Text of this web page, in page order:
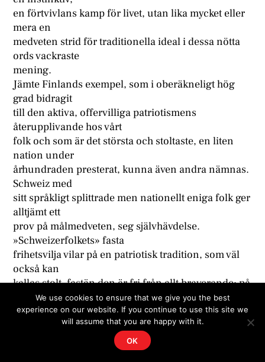
en förtvivlans kamp för livet, utan lika mycket eller
mera en
medveten strid för traditionella ideal i dessa nötta
ords vackraste
mening.
Jämte Finlands exempel, som i oberäkneligt hög
grad bidragit
till den aktiva, offervilliga patriotismens
återupplivande hos vårt
folk och som är det största och stoltaste, en liten
nation under
århundraden presterat, kunna även andra nämnas.
Schweiz med
sitt språkligt splittrade men nationellt eniga folk ger
alltjämt ett
prov på målmedveten, seg självhävdelse.
»Schweizerfolkets» fasta
frihetsvilja vilar på en patriotisk tradition, som väl
också kan
kallas stolt, fastän den är fri från allt braverande; på
samma
gång ideell och nyktert saklig.
Kanske även vårt land kan nämnas i detta
vår omisskännliga nationella förslappning under
We use cookies to ensure that we give you the best
experience on our website. If you continue to use this site we
will assume that you are happy with it.
OK